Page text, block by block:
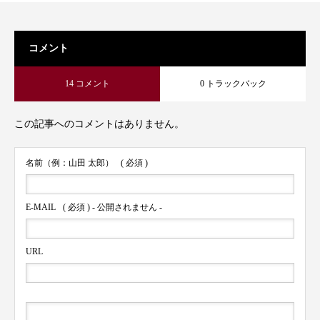
コメント
14 コメント 0 トラックバック
この記事へのコメントはありません。
名前（例：山田 太郎） ( 必須 )
E-MAIL ( 必須 ) - 公開されません -
URL